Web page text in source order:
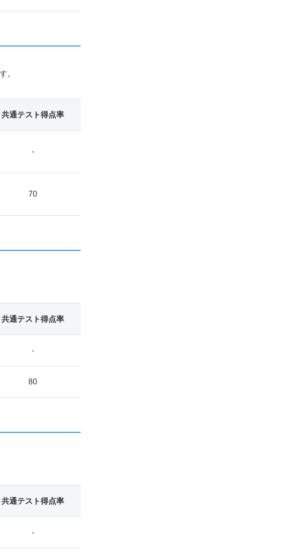
。
共通テスト得点率
-
70
共通テスト得点率
-
80
共通テスト得点率
-